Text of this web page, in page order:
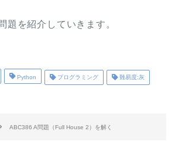
題を紹介していきます。
Python プログラミング 難易度:灰
ABC386 A問題（Full House 2）を解く